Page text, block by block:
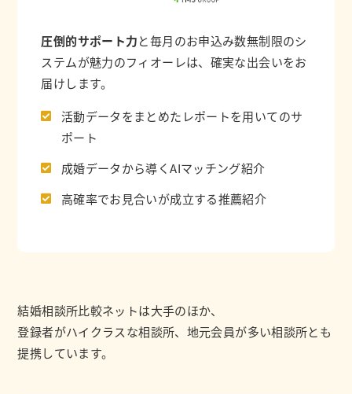
圧倒的サポート力と毎月のお申込み数無制限のシ
ステムが魅力のフィオーレは、確実な出会いをお
届けします。
活動データをまとめたレポートを用いてのサ
ポート
成婚データから導くAIマッチング紹介
高確率でお見合いが成立する推薦紹介
結婚相談所比較ネットは大手のほか、
登録者がハイクラスな相談所、地元会員が多い相談所とも
提携しています。